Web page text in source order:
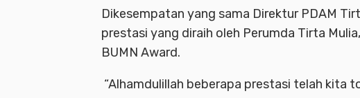
Dikesempatan yang sama Direktur PDAM
prestasi yang diraih oleh Perumda Tirta
BUMN Award.
“Alhamdulillah beberapa prestasi telah kita